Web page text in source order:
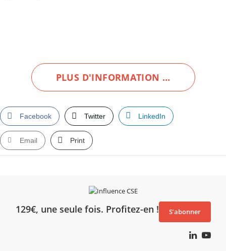
PLUS D'INFORMATION …
Facebook Twitter LinkedIn
Email Print
129€, une seule fois. Profitez-en ! S’abonner